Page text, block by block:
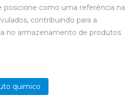
posicione como uma referência na
contribuindo para a
no armazenamento de produtos
quimico